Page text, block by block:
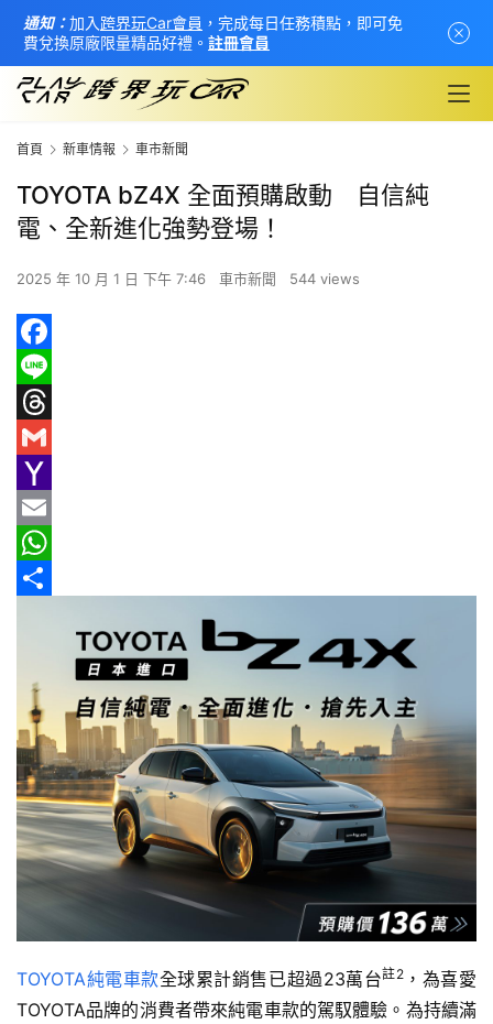
首
頁
新
車
情
報
間
實
測
汽
車
／
機
影
音
首頁 新車情報 車市新聞
TOYOTA bZ4X 全面預購啟動 自信純
電、全新進化強勢登場！
2025 年 10 月 1 日 下午 7:46 車市新聞 544 views
F
a
c
b
o
o
L
e
T
r
e
a
G
m
a
Y
a
h
M
i
l
E
m
W
A
p
p
TOYOTA純電車款全球累計銷售已超過23萬台註2，為喜愛
TOYOTA品牌的消費者帶來純電車款的駕馭體驗。為持續滿
通知：加入 跨界玩Car會員 ，完成每日任務積點，即可免
費兌換原廠限量精品好禮。 註冊會員